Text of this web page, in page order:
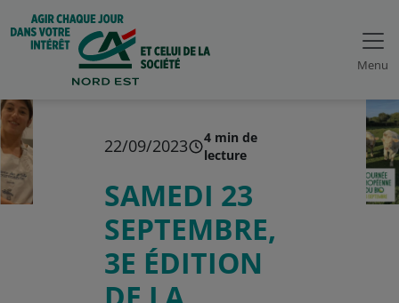
Menu
22/09/2023
4 min de
lecture
SAMEDI 23
SEPTEMBRE,
3E ÉDITION